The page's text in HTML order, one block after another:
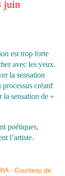
juin
est trop forte
avec les yeux.
la sensation
processus créatif
la sensation de «
poétiques,
l’artiste.